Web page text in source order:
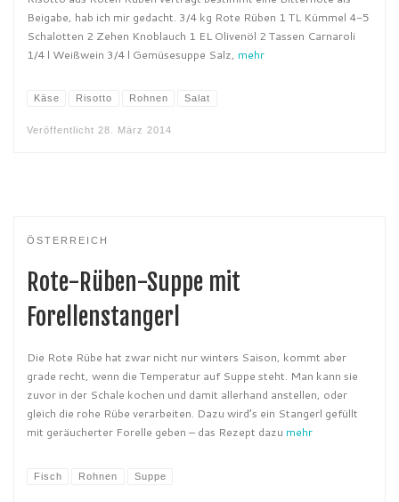
Beigabe, hab ich mir gedacht. 3/4 kg Rote Rüben 1 TL Kümmel 4-5
Schalotten 2 Zehen Knoblauch 1 EL Olivenöl 2 Tassen Carnaroli
1/4 l Weißwein 3/4 l Gemüsesuppe Salz, mehr
Käse Risotto Rohnen Salat
Veröffentlicht 28. März 2014
ÖSTERREICH
Rote-Rüben-Suppe mit
Forellenstangerl
Die Rote Rübe hat zwar nicht nur winters Saison, kommt aber
grade recht, wenn die Temperatur auf Suppe steht. Man kann sie
zuvor in der Schale kochen und damit allerhand anstellen, oder
gleich die rohe Rübe verarbeiten. Dazu wird’s ein Stangerl gefüllt
mit geräucherter Forelle geben – das Rezept dazu mehr
Fisch Rohnen Suppe